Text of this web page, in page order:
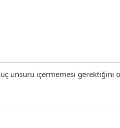
unsuru içermemesi gerektiğini